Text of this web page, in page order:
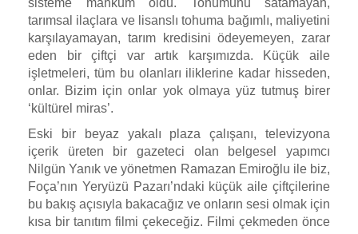
sisteme mahkum oldu. Tohumunu satamayan,
tarımsal ilaçlara ve lisanslı tohuma bağımlı, maliyetini
karşılayamayan, tarım kredisini ödeyemeyen, zarar
eden bir çiftçi var artık karşımızda. Küçük aile
işletmeleri, tüm bu olanları iliklerine kadar hisseden,
onlar. Bizim için onlar yok olmaya yüz tutmuş birer
‘kültürel miras’.
Eski bir beyaz yakalı plaza çalışanı, televizyona
içerik üreten bir gazeteci olan belgesel yapımcı
Nilgün Yanık ve yönetmen Ramazan Emiroğlu ile biz,
Foça’nın Yeryüzü Pazarı’ndaki küçük aile çiftçilerine
bu bakış açısıyla bakacağız ve onların sesi olmak için
kısa bir tanıtım filmi çekeceğiz. Filmi çekmeden önce